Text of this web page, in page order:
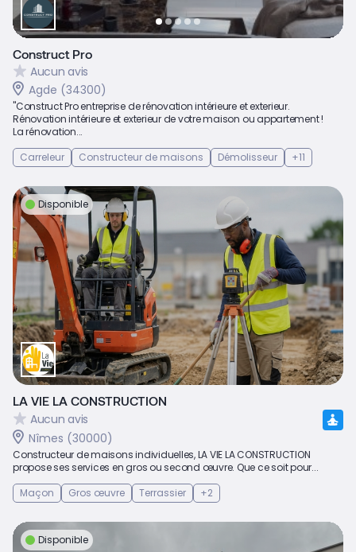
Construct Pro
Aucun avis
Agde (34300)
"Construct Pro entreprise de rénovation intérieure et exterieur.
Rénovation intérieure et exterieur de votre maison ou appartement !
La rénovation...
Carreleur
Constructeur de maisons Démolisseur +11
Disponible
LA VIE LA CONSTRUCTION
Aucun avis
Nîmes (30000)
Constructeur de maisons individuelles, LA VIE LA CONSTRUCTION
propose ses services en gros ou second œuvre. Que ce soit pour...
Maçon
Gros œuvre Terrassier +2
Disponible